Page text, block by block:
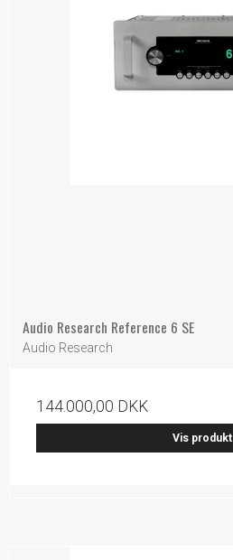
Audio Research Reference 6 SE
Audio Research
144.000,00 DKK
Vis produkt